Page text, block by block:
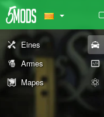
Eines
Armes
Mapes